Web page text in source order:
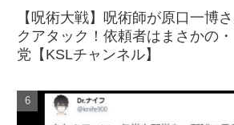
【呪術大戦】呪術師が原口一博
クアタック！依頼者はまさかの
党【KSLチャンネル】